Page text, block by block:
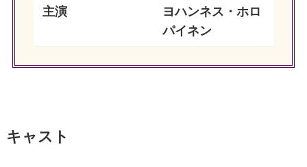
主演
ヨハンネス・ホロ
パイネン
キャスト